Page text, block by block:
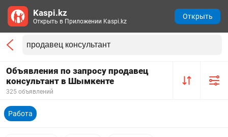
Объявления по запросу продавец
консультант в Шымкенте
325 объявлений
Работа
Kaspi.kz
Открыть в Приложении Kaspi.kz
Открыть